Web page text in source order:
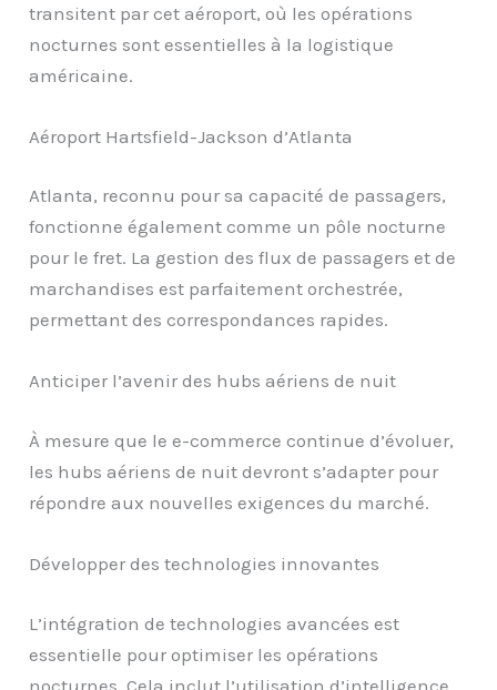
transitent par cet aéroport, où les opérations
nocturnes sont essentielles à la logistique
américaine.
Aéroport Hartsfield-Jackson d’Atlanta
Atlanta, reconnu pour sa capacité de passagers,
fonctionne également comme un pôle nocturne
pour le fret. La gestion des flux de passagers et de
marchandises est parfaitement orchestrée,
permettant des correspondances rapides.
Anticiper l’avenir des hubs aériens de nuit
À mesure que le e-commerce continue d’évoluer,
les hubs aériens de nuit devront s’adapter pour
répondre aux nouvelles exigences du marché.
Développer des technologies innovantes
L’intégration de technologies avancées est
essentielle pour optimiser les opérations
nocturnes. Cela inclut l’utilisation d’intelligence